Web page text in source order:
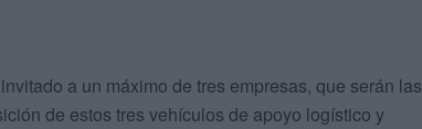
a un máximo de tres empresas, que serán las
de estos tres vehículos de apoyo logístico y